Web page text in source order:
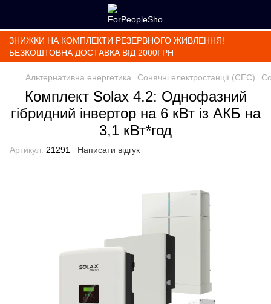
ЗНИЖКИ НА КОМПЛЕКТИ РЕЗЕРВНОГО ЖИВЛЕННЯ!
БЕЗКОШТОВНА ДОСТАВКА ВІД 2000ГРН
Альтернативна енергетика Сонячні електростанції (СЕС)
Комплект Solax 4.2: Однофазний
гібридний інвертор на 6 кВт із АКБ на
3,1 кВт*год
Артикул: 21291 Написати відгук